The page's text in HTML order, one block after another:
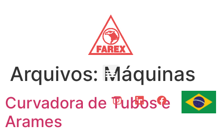
Arquivos: Máquinas
Curvadora de Tubos e
Arames